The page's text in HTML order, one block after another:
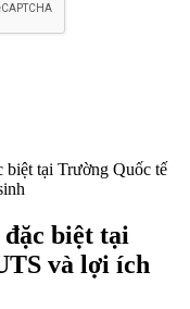
biệt tại Trường Quốc tế
biệt tại
và lợi ích